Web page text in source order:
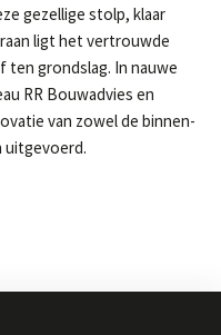
gezellige stolp, klaar
ligt het vertrouwde
ten grondslag. In nauwe
RR Bouwadvies en
van zowel de binnen-
uitgevoerd.